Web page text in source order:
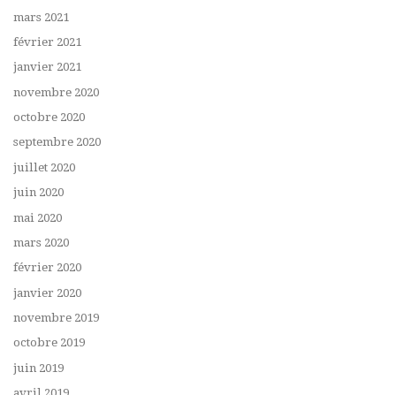
mars 2021
février 2021
janvier 2021
novembre 2020
octobre 2020
septembre 2020
juillet 2020
juin 2020
mai 2020
mars 2020
février 2020
janvier 2020
novembre 2019
octobre 2019
juin 2019